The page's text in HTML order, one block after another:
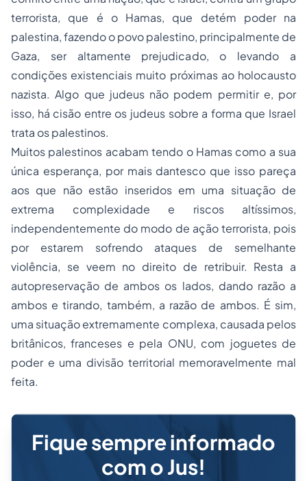
terrorista, que é o Hamas, que detém poder na
palestina, fazendo o povo palestino, principalmente de
Gaza, ser altamente prejudicado, o levando a
condições existenciais muito próximas ao holocausto
nazista. Algo que judeus não podem permitir e, por
isso, há cisão entre os judeus sobre a forma que Israel
trata os palestinos.
Muitos palestinos acabam tendo o Hamas como a sua
única esperança, por mais dantesco que isso pareça
aos que não estão inseridos em uma situação de
extrema complexidade e riscos altíssimos,
independentemente do modo de ação terrorista, pois
por estarem sofrendo ataques de semelhante
violência, se veem no direito de retribuir. Resta a
autopreservação de ambos os lados, dando razão a
ambos e tirando, também, a razão de ambos. É sim,
uma situação extremamente complexa, causada pelos
britânicos, franceses e pela ONU, com joguetes de
poder e uma divisão territorial memoravelmente mal
feita.
Fique sempre informado
com o Jus!